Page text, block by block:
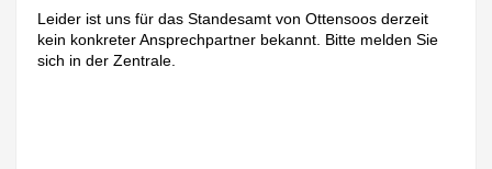
Leider ist uns für das Standesamt von Ottensoos derzeit
kein konkreter Ansprechpartner bekannt. Bitte melden Sie
sich in der Zentrale.